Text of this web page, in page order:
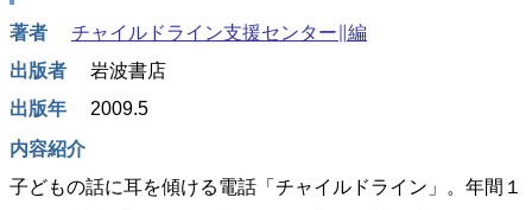
著者
チャイルドライン支援センター∥編
出版者
岩波書店
出版年
2009.5
内容紹介
子どもの話に耳を傾ける電話「チャイルドライン」。年間１